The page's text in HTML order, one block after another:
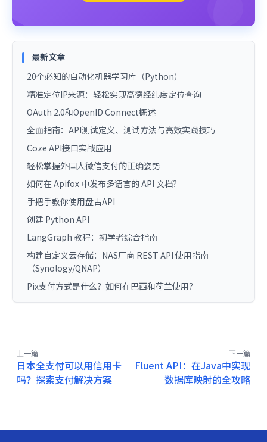
最新文章
20个必知的自动化机器学习库（Python）
精准定位IP来源：轻松实现高德经纬度定位查询
OAuth 2.0和OpenID Connect概述
全面指南：API测试定义、测试方法与高效实践技巧
Coze API接口实战应用
轻松掌握外国人微信支付的正确姿势
如何在 Apifox 中发布多语言的 API 文档？
手把手教你使用盘古API
创建 Python API
LangGraph 教程：初学者综合指南
构建自定义云存储：NAS厂商 REST API 使用指南
（Synology/QNAP）
Pix支付方式是什么？如何在巴西和荷兰使用？
上一篇
日本全支付可以用信用卡
吗？探索支付解决方案
下一篇
Fluent API：在Java中实现
数据库映射的全攻略